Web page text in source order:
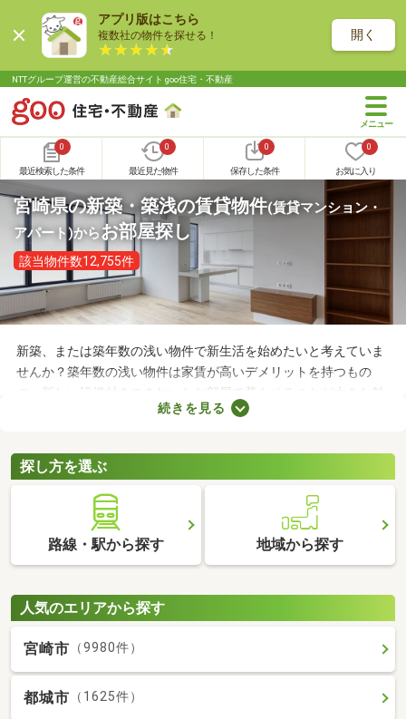
アプリ版はこちら
複数社の物件を探せる！ 開く
NTTグループ運営の不動産総合サイト goo住宅・不動産
0
最近検索した条件
0
最近見た物件
0
保存した条件
0
お気に入り
宮崎県の新築・築浅の賃貸物件(賃貸マンション・
アパート)からお部屋探し
該当物件数12,755件
新築、または築年数の浅い物件で新生活を始めたいと考えていま
せんか？築年数の浅い物件は家賃が高いデメリットを持つもの
の、新しい設備付きのきれいなお部屋で暮らせることが大きな魅
力。なかには家賃を抑えた物件もあるので、無理なく借りられる
なるお部屋を見つけてみてください。
続きを見る
探し方を選ぶ
路線・駅から探す 地域から探す
人気のエリアから探す
宮崎市 （9980件）
都城市 （1625件）